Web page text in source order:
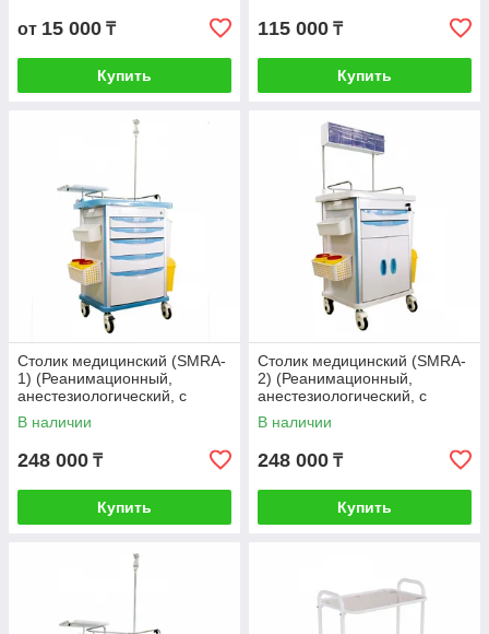
от 15 000 ₸
Купить
115 000 ₸
Купить
Столик медицинский (SMRA-
1) (Реанимационный,
анестезиологический, с
инфузионной стойкой)
Стандарт
В наличии
248 000 ₸
Купить
Столик медицинский (SMRA-
2) (Реанимационный,
анестезиологический, с
навесной полкой) Стандарт
В наличии
248 000 ₸
Купить